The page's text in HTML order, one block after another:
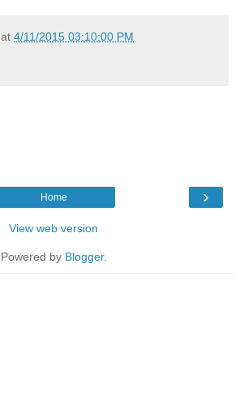
at 4/11/2015 03:10:00 PM
›
Home
View web version
Powered by Blogger.